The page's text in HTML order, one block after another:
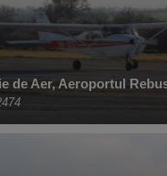
de Aer, Aeroportul